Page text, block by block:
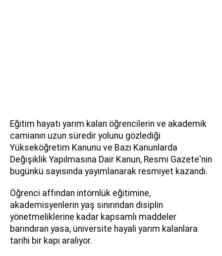
Eğitim hayatı yarım kalan öğrencilerin ve akademik
camianın uzun süredir yolunu gözlediği
Yükseköğretim Kanunu ve Bazı Kanunlarda
Değişiklik Yapılmasına Dair Kanun, Resmi Gazete'nin
bugünkü sayısında yayımlanarak resmiyet kazandı.
Öğrenci affından intörnlük eğitimine,
akademisyenlerin yaş sınırından disiplin
yönetmeliklerine kadar kapsamlı maddeler
barındıran yasa, üniversite hayali yarım kalanlara
tarihi bir kapı aralıyor.